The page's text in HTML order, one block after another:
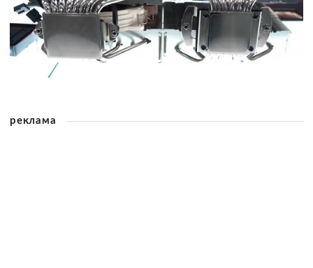
реклама